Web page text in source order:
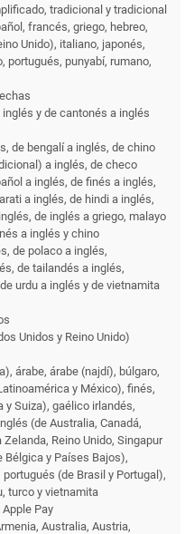
tradicional y tradicional
francés, griego, hebreo,
Unido), italiano, japonés,
portugués, punyabí, rumano,
y de cantonés a inglés
de bengalí a inglés, de chino
a inglés, de checo
a inglés, de finés a inglés,
a inglés, de hindi a inglés,
de inglés a griego, malayo
a inglés y chino
de polaco a inglés,
de tailandés a inglés,
urdu a inglés y de vietnamita
Unidos y Reino Unido)
árabe, árabe (najdí), búlgaro,
y México), finés,
y Suiza), gaélico irlandés,
(de Australia, Canadá,
Reino Unido, Singapur
Bélgica y Países Bajos),
(de Brasil y Portugal),
turco y vietnamita
Pay
Australia, Austria,